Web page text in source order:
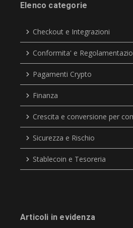
Elenco categorie
Checkout e Integrazioni
Conformita' e
Pagamenti Crypto
Finanza
Crescita e conversione per
Sicurezza e Rischio
Stablecoin e Tesoreria
Articoli in evidenza